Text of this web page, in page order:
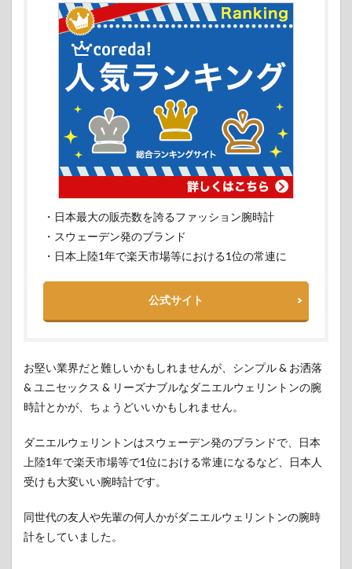
・日本最大の販売数を誇るファッション腕時計
・スウェーデン発のブランド
・日本上陸1年で楽天市場等における1位の常連に
公式サイト
お堅い業界だと難しいかもしれませんが、シンプル & お洒落
& ユニセックス & リーズナブルなダニエルウェリントンの腕
時計とかが、ちょうどいいかもしれません。
ダニエルウェリントンはスウェーデン発のブランドで、日本
上陸1年で楽天市場等で1位における常連になるなど、日本人
受けも大変いい腕時計です。
同世代の友人や先輩の何人かがダニエルウェリントンの腕時
計をしていました。